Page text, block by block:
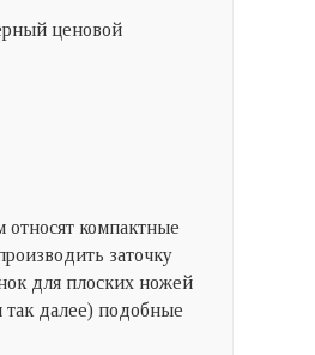
ценовой
компактные
заточку
для плоских ножей
далее) подобные